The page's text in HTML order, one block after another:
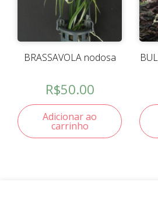
BRASSAVOLA nodosa
R$50.00
Adicionar ao
carrinho